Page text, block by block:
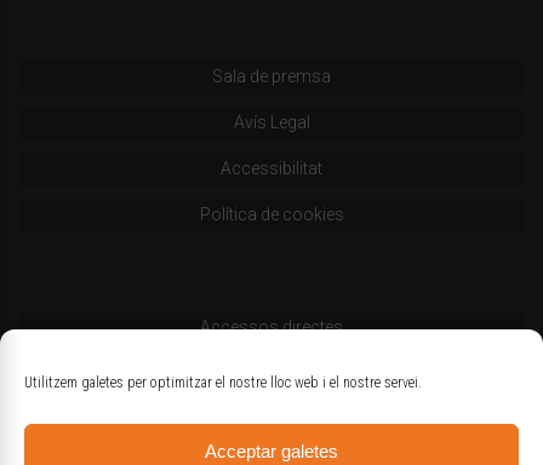
Utilitzem galetes per optimitzar el nostre lloc web i el nostre servei.
Acceptar galetes
Sala de premsa
Avís Legal
Accessibilitat
Política de cookies
Accessos directes
Codi deontològic